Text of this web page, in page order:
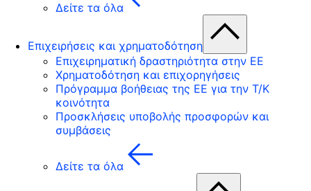
Δείτε τα όλα
Επιχειρήσεις και χρηματοδότηση
Επιχειρηματική δραστηριότητα στην ΕΕ
Χρηματοδότηση και επιχορηγήσεις
Πρόγραμμα βοήθειας της ΕΕ για την Τ/Κ
κοινότητα
Προσκλήσεις υποβολής προσφορών και
συμβάσεις
Δείτε τα όλα